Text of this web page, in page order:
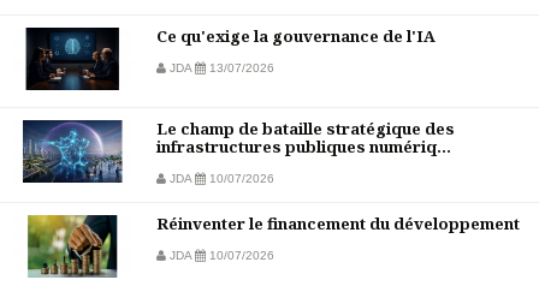
Ce qu'exige la gouvernance de l'IA
JDA 13/07/2026
Le champ de bataille stratégique des
infrastructures publiques numériq...
JDA 10/07/2026
Réinventer le financement du développement
JDA 10/07/2026